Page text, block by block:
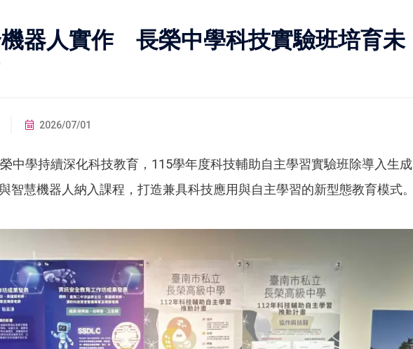
器人實作 長榮中學科技實驗班培育未
2026/07/01
中學持續深化科技教育，115學年度科技輔助自主學習實驗班除導入生成
智慧機器人納入課程，打造兼具科技應用與自主學習的新型態教育模式。